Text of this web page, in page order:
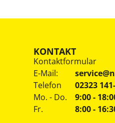
KONTAKT
Kontaktformular
E-Mail:
Telefon
02323
Mo. - Do.
Fr.
9:00 -
8:00 -